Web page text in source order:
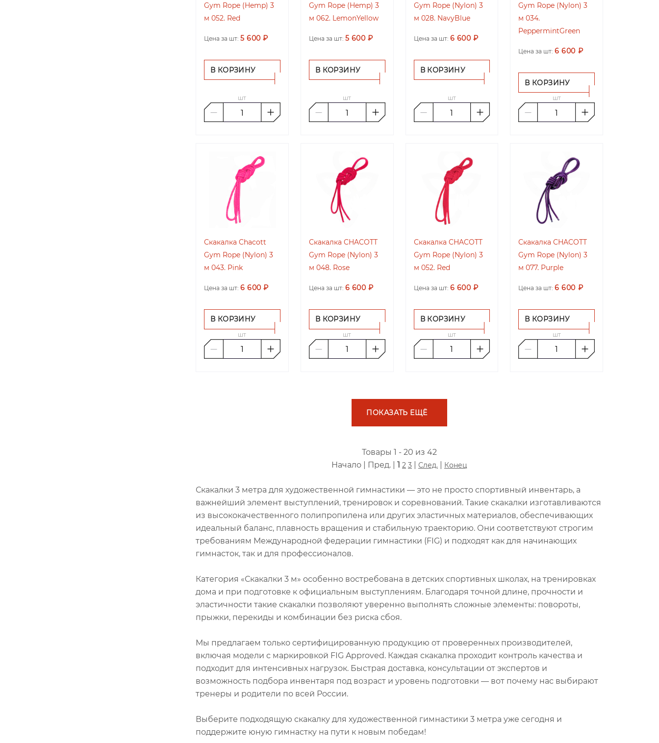
Gym Rope (Hemp) 3
м 052. Red
Цена за шт: 5 600 ₽
В КОРЗИНУ
шт
Gym Rope (Hemp) 3
м 062. LemonYellow
Цена за шт: 5 600 ₽
В КОРЗИНУ
шт
Gym Rope (Nylon) 3
м 028. NavyBlue
Цена за шт: 6 600 ₽
В КОРЗИНУ
шт
Gym Rope (Nylon) 3
м 034.
PeppermintGreen
Цена за шт: 6 600 ₽
В КОРЗИНУ
шт
Скакалка Chacott
Gym Rope (Nylon) 3
м 043. Pink
Цена за шт: 6 600 ₽
В КОРЗИНУ
шт
Скакалка CHACOTT
Gym Rope (Nylon) 3
м 048. Rose
Цена за шт: 6 600 ₽
В КОРЗИНУ
шт
Скакалка CHACOTT
Gym Rope (Nylon) 3
м 052. Red
Цена за шт: 6 600 ₽
В КОРЗИНУ
шт
Скакалка CHACOTT
Gym Rope (Nylon) 3
м 077. Purple
Цена за шт: 6 600 ₽
В КОРЗИНУ
шт
ПОКАЗАТЬ ЕЩЁ
Товары 1 - 20 из 42
Начало | Пред. | 1 2 3 | След. | Конец
Скакалки 3 метра для художественной гимнастики — это не просто спортивный инвентарь, а
важнейший элемент выступлений, тренировок и соревнований. Такие скакалки изготавливаются
из высококачественного полипропилена или других эластичных материалов, обеспечивающих
идеальный баланс, плавность вращения и стабильную траекторию. Они соответствуют строгим
требованиям Международной федерации гимнастики (FIG) и подходят как для начинающих
гимнасток, так и для профессионалов.
Категория «Скакалки 3 м» особенно востребована в детских спортивных школах, на тренировках
дома и при подготовке к официальным выступлениям. Благодаря точной длине, прочности и
эластичности такие скакалки позволяют уверенно выполнять сложные элементы: повороты,
прыжки, перекиды и комбинации без риска сбоя.
Мы предлагаем только сертифицированную продукцию от проверенных производителей,
включая модели с маркировкой FIG Approved. Каждая скакалка проходит контроль качества и
подходит для интенсивных нагрузок. Быстрая доставка, консультации от экспертов и
возможность подбора инвентаря под возраст и уровень подготовки — вот почему нас выбирают
тренеры и родители по всей России.
Выберите подходящую скакалку для художественной гимнастики 3 метра уже сегодня и
поддержите юную гимнастку на пути к новым победам!